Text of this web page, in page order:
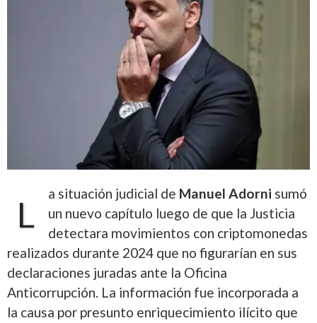
L
a situación judicial de Manuel Adorni sumó
un nuevo capítulo luego de que la Justicia
detectara movimientos con criptomonedas
realizados durante 2024 que no figurarían en sus
declaraciones juradas ante la Oficina
Anticorrupción. La información fue incorporada a
la causa por presunto enriquecimiento ilícito que